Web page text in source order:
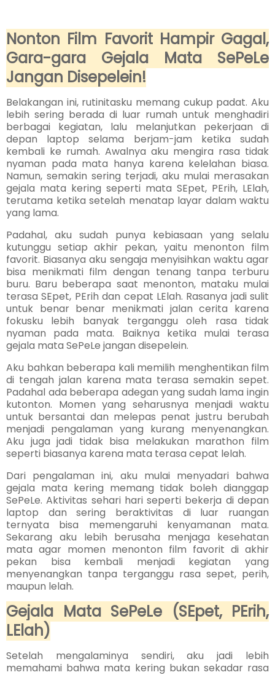
Nonton Film Favorit Hampir Gagal,
Gara-gara Gejala Mata SePeLe
Jangan Disepelein!
Belakangan ini, rutinitasku memang cukup padat. Aku
lebih sering berada di luar rumah untuk menghadiri
berbagai kegiatan, lalu melanjutkan pekerjaan di
depan laptop selama berjam-jam ketika sudah
kembali ke rumah. Awalnya aku mengira rasa tidak
nyaman pada mata hanya karena kelelahan biasa.
Namun, semakin sering terjadi, aku mulai merasakan
gejala mata kering seperti mata SEpet, PErih, LElah,
terutama ketika setelah menatap layar dalam waktu
yang lama.
Padahal, aku sudah punya kebiasaan yang selalu
kutunggu setiap akhir pekan, yaitu menonton film
favorit. Biasanya aku sengaja menyisihkan waktu agar
bisa menikmati film dengan tenang tanpa terburu
buru. Baru beberapa saat menonton, mataku mulai
terasa SEpet, PErih dan cepat LElah. Rasanya jadi sulit
untuk benar benar menikmati jalan cerita karena
fokusku lebih banyak terganggu oleh rasa tidak
nyaman pada mata. Baiknya ketika mulai terasa
gejala mata SePeLe jangan disepelein.
Aku bahkan beberapa kali memilih menghentikan film
di tengah jalan karena mata terasa semakin sepet.
Padahal ada beberapa adegan yang sudah lama ingin
kutonton. Momen yang seharusnya menjadi waktu
untuk bersantai dan melepas penat justru berubah
menjadi pengalaman yang kurang menyenangkan.
Aku juga jadi tidak bisa melakukan marathon film
seperti biasanya karena mata terasa cepat lelah.
Dari pengalaman ini, aku mulai menyadari bahwa
gejala mata kering memang tidak boleh dianggap
SePeLe. Aktivitas sehari hari seperti bekerja di depan
laptop dan sering beraktivitas di luar ruangan
ternyata bisa memengaruhi kenyamanan mata.
Sekarang aku lebih berusaha menjaga kesehatan
mata agar momen menonton film favorit di akhir
pekan bisa kembali menjadi kegiatan yang
menyenangkan tanpa terganggu rasa sepet, perih,
maupun lelah.
Gejala Mata SePeLe (SEpet, PErih,
LElah)
Setelah mengalaminya sendiri, aku jadi lebih
memahami bahwa mata kering bukan sekadar rasa